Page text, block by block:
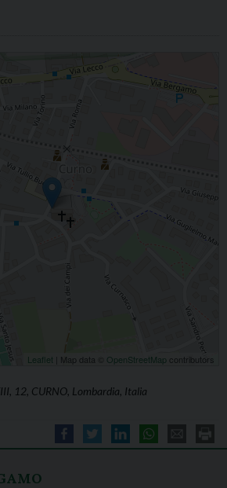
Leaflet | Map data © OpenStreetMap contributors
12, CURNO, Lombardia, Italia